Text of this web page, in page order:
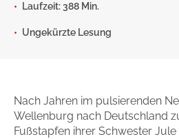
Zum Titel
Laufzeit: 388 Min.
Ungekürzte Lesung
Nach Jahren im pulsierenden
Wellenburg nach Deutschland
Fußstapfen ihrer Schwester